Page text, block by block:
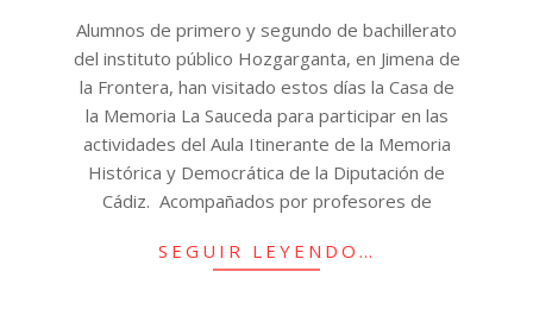
Alumnos de primero y segundo de bachillerato
del instituto público Hozgarganta, en Jimena de
la Frontera, han visitado estos días la Casa de
la Memoria La Sauceda para participar en las
actividades del Aula Itinerante de la Memoria
Histórica y Democrática de la Diputación de
Cádiz. Acompañados por profesores de
SEGUIR LEYENDO…